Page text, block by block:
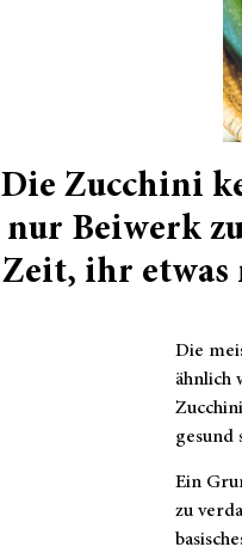
Die Zucchini
nur Beiwerk
Zeit, ihr etwas
Die
ähnlich
gesund
Ein
zu